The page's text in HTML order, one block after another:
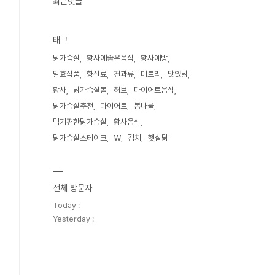
태그
닭가슴살 황사에좋은음식
황사예방
발효식품
향신료 견과류 미트리
맛있닭
황사
닭가슴살볼 허브
다이어트음식
닭가슴살추천
다이어트
봄나물
먹기편한닭가슴살
황사음식
닭가슴살스테이크
₩ 김치 햇살닭
전체 방문자
Today :
Yesterday :